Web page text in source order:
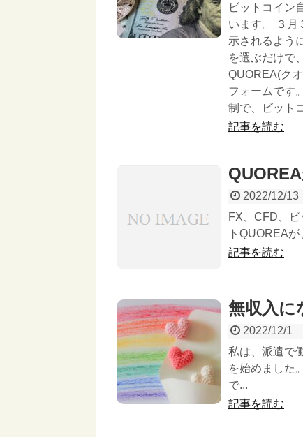
ビットコイン
います。 ３月
示されるよう
を選ぶだけで
QUOREA(ク
フォームです
制で、ビット
記事を読む
2022/12/13
FX、CFD、
トQUOREA
記事を読む
無収入に
2022/12/1
私は、派遣で
を始めました
で...
記事を読む